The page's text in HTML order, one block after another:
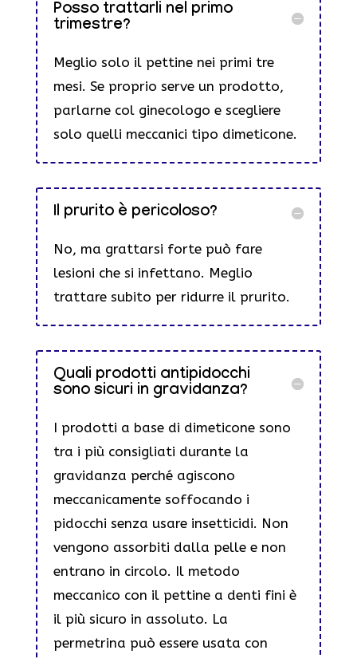
Posso trattarli nel primo
trimestre?
Meglio solo il pettine nei primi tre
mesi. Se proprio serve un prodotto,
parlarne col ginecologo e scegliere
solo quelli meccanici tipo dimeticone.
Il prurito è pericoloso?
No, ma grattarsi forte può fare
lesioni che si infettano. Meglio
trattare subito per ridurre il prurito.
Quali prodotti antipidocchi
sono sicuri in gravidanza?
I prodotti a base di dimeticone sono
tra i più consigliati durante la
gravidanza perché agiscono
meccanicamente soffocando i
pidocchi senza usare insetticidi. Non
vengono assorbiti dalla pelle e non
entrano in circolo. Il metodo
meccanico con il pettine a denti fini è
il più sicuro in assoluto. La
permetrina può essere usata con